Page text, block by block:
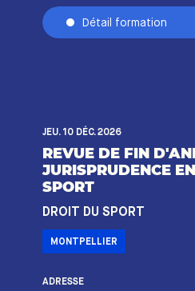
Détail formation
JEU. 10 DÉC. 2026
REVUE DE FIN
JURISPRUDENCE
SPORT
DROIT DU SPORT
MONTPELLIER
ADRESSE